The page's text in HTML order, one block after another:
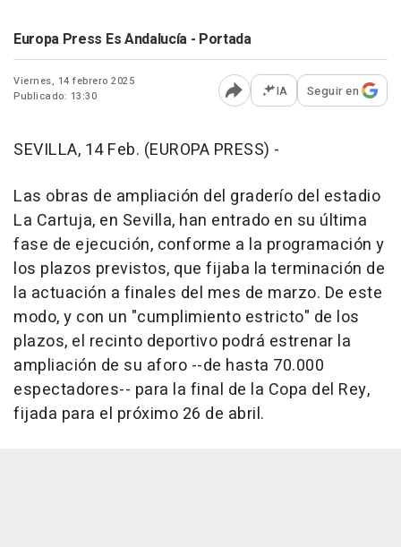
Europa Press Es Andalucía - Portada
Viernes, 14 febrero 2025
Publicado: 13:30
Abrir opciones para
IA Seguir en
SEVILLA, 14 Feb. (EUROPA PRESS) -
Las obras de ampliación del graderío del estadio
La Cartuja, en Sevilla, han entrado en su última
fase de ejecución, conforme a la programación y
los plazos previstos, que fijaba la terminación de
la actuación a finales del mes de marzo. De este
modo, y con un "cumplimiento estricto" de los
plazos, el recinto deportivo podrá estrenar la
ampliación de su aforo --de hasta 70.000
espectadores-- para la final de la Copa del Rey,
fijada para el próximo 26 de abril.